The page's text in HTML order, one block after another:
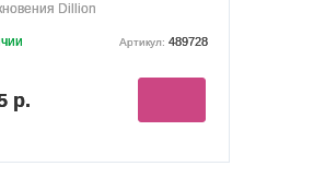
Dillion
Артикул: 489728
р.